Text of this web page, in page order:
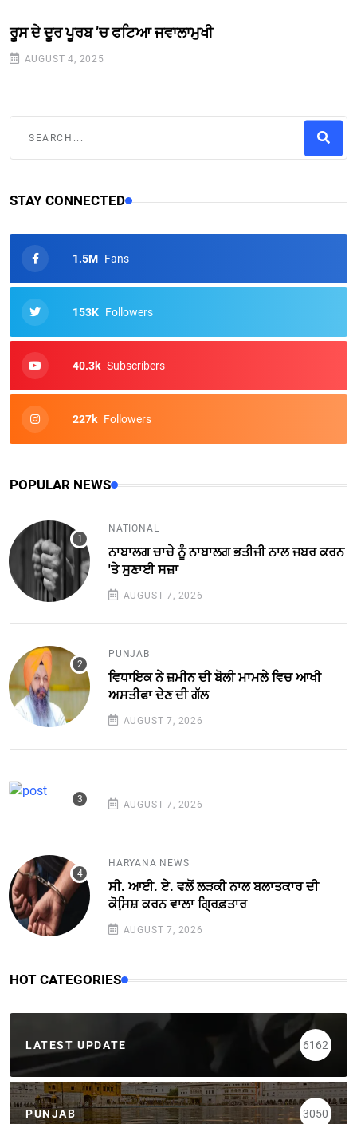
ਰੂਸ ਦੇ ਦੂਰ ਪੂਰਬ ’ਚ ਫਟਿਆ ਜਵਾਲਾਮੁਖੀ
AUGUST 4, 2025
STAY CONNECTED
1.5M Fans
153K Followers
40.3k Subscribers
227k Followers
POPULAR NEWS
NATIONAL
ਨਾਬਾਲਗ ਚਾਚੇ ਨੂੰ ਨਾਬਾਲਗ ਭਤੀਜੀ ਨਾਲ ਜਬਰ ਕਰਨ
'ਤੇ ਸੁਣਾਈ ਸਜ਼ਾ
AUGUST 7, 2026
PUNJAB
ਵਿਧਾਇਕ ਨੇ ਜ਼ਮੀਨ ਦੀ ਬੋਲੀ ਮਾਮਲੇ ਵਿਚ ਆਖੀ
ਅਸਤੀਫਾ ਦੇਣ ਦੀ ਗੱਲ
AUGUST 7, 2026
AUGUST 7, 2026
HARYANA NEWS
ਸੀ. ਆਈ. ਏ. ਵਲੋਂ ਲੜਕੀ ਨਾਲ ਬਲਾਤਕਾਰ ਦੀ
ਕੋਸਿ਼ਸ਼ ਕਰਨ ਵਾਲਾ ਗ੍ਰਿਫ਼ਤਾਰ
AUGUST 7, 2026
HOT CATEGORIES
LATEST UPDATE 6162
PUNJAB 3050